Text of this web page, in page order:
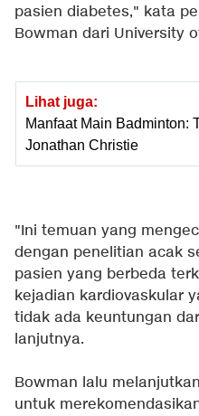
pasien diabetes," kata
Bowman dari University
Lihat juga:
Manfaat Main Badminton:
Jonathan Christie
"Ini temuan yang
dengan penelitian acak
pasien yang berbeda
kejadian kardiovaskular
tidak ada keuntungan
lanjutnya.
Bowman lalu
untuk